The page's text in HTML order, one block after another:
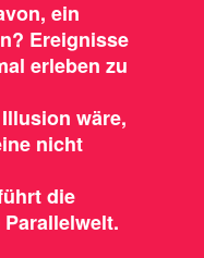
ein
Ereignisse
erleben zu
wäre,
nicht
die